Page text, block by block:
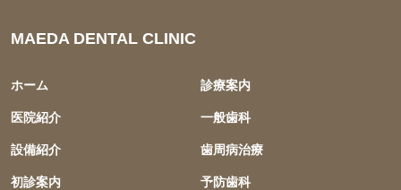
MAEDA DENTAL CLINIC
ホーム
医院紹介
設備紹介
初診案内
診療案内
一般歯科
歯周病治療
予防歯科